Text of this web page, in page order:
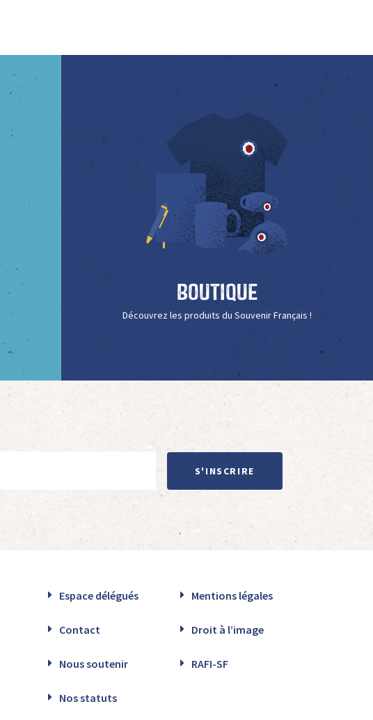
Boutique
Découvrez les produits du Souvenir Français !
S'INSCRIRE
Espace délégués Mentions légales
Contact Droit à l’image
Nous soutenir RAFI-SF
Nos statuts